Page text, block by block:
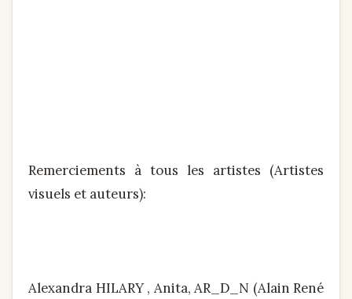
Remerciements à tous les artistes (Artistes
visuels et auteurs):
Alexandra HILARY , Anita, AR_D_N (Alain René